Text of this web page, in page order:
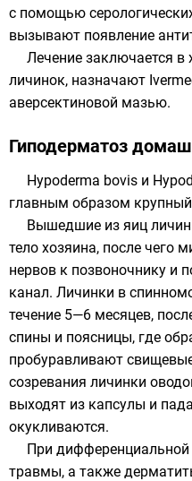
с помощью
вызывают появление
Лечение заключается в
личинок, назначают
аверсектиновой мазью.
Гиподерматоз
Hypoderma bovis и
главным образом
Вышедшие из яиц
тело хозяина, после чего
нервов к позвоночнику и
канал. Личинки в
течение 5—6 месяцев,
спины и поясницы, где
пробуравливают
созревания личинки
выходят из капсулы и
окукливаются.
При
травмы, а также